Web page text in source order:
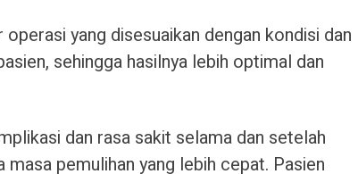
yang disesuaikan dengan kondisi dan
sehingga hasilnya lebih optimal dan
dan rasa sakit selama dan setelah
pemulihan yang lebih cepat. Pasien